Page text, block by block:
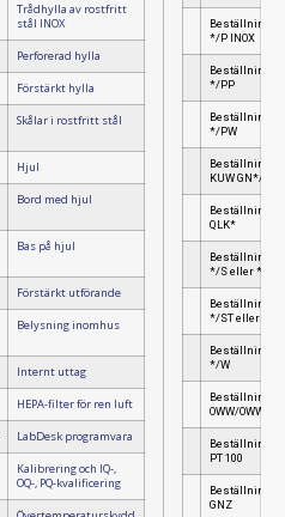
Trådhylla av rostfritt
stål INOX
Perforerad hylla
Förstärkt hylla
Skålar i rostfritt stål
Hjul
Bord med hjul
Bas på hjul
Förstärkt utförande
Belysning inomhus
Internt uttag
HEPA-filter för ren luft
LabDesk programvara
Kalibrering och IQ-,
OQ-, PQ-kvalificering
*/P INOX
*/PP
*/PW
KUW GN*/*
QLK*
*/S eller */S
*/ST eller */S
*/W
OWW/OWW
PT 100
GNZ